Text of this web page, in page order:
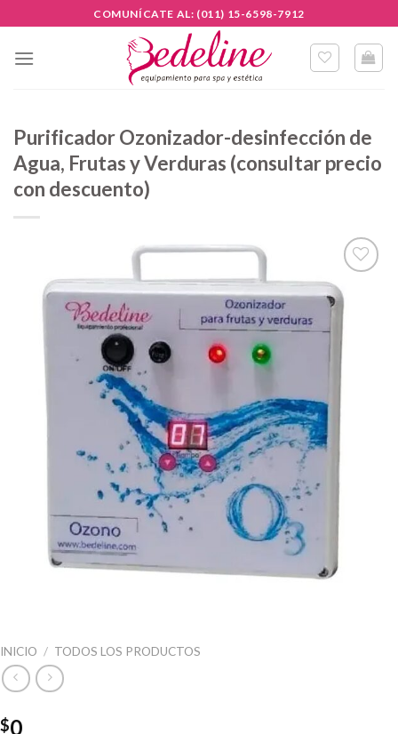
content
COMUNÍCATE AL: (011) 15-6598-7912
INICIO / TODOS LOS PRODUCTOS
$0
Purificador Ozonizador-desinfección de
Agua, Frutas y Verduras (consultar precio
con descuento)
Añadir